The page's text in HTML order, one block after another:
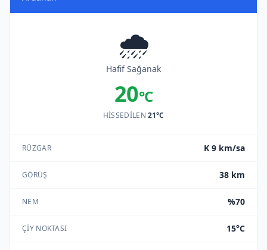
🌧️
Hafif Sağanak
20°C
HISSEDILEN21°C
RÜZGAR K 9 km/sa
GÖRÜŞ 38 km
NEM %70
ÇIY NOKTASI 15°C